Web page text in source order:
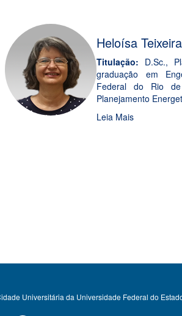
Heloísa
Titulação: D.Sc.,
graduação em
Federal do Rio
Planejamento
Leia Mais
Universitária da Universidade Federal do